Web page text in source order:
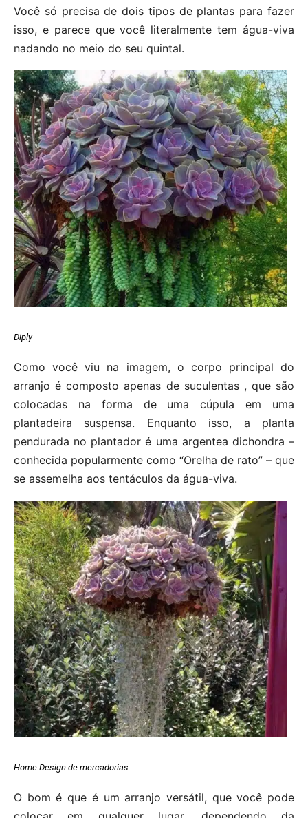
Você só precisa de dois tipos de plantas para fazer
isso, e parece que você literalmente tem água-viva
nadando no meio do seu quintal.
Diply
Como você viu na imagem, o corpo principal do
arranjo é composto apenas de suculentas , que são
colocadas na forma de uma cúpula em uma
plantadeira suspensa. Enquanto isso, a planta
pendurada no plantador é uma argentea dichondra –
conhecida popularmente como “Orelha de rato” – que
se assemelha aos tentáculos da água-viva.
Home Design de mercadorias
O bom é que é um arranjo versátil, que você pode